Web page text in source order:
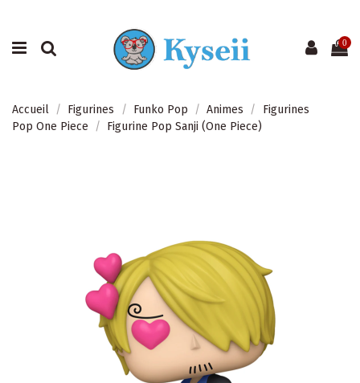
0
Accueil Figurines Funko Pop Animes
Figurines
Pop One Piece
Figurine Pop Sanji (One Piece)